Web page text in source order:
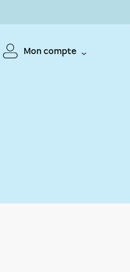
Mon compte